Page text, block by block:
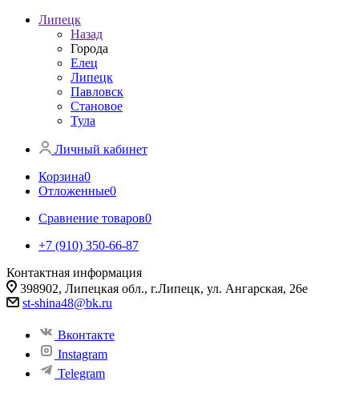
Липецк
Назад
Города
Елец
Липецк
Павловск
Становое
Тула
Личный кабинет
Корзина0
Отложенные0
Сравнение товаров0
+7 (910) 350-66-87
Контактная информация
398902, Липецкая обл., г.Липецк, ул. Ангарская, 26е
st-shina48@bk.ru
Вконтакте
Instagram
Telegram